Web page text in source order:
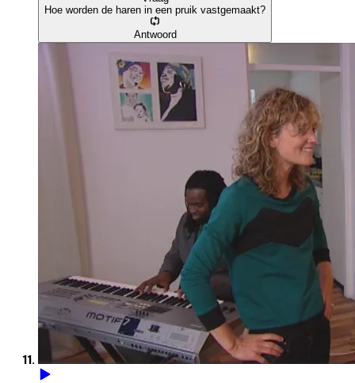
Hoe worden de haren in een pruik vastgemaakt?
Antwoord